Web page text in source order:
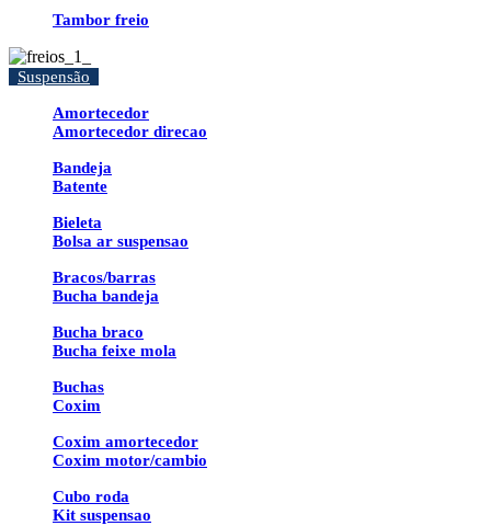
Tambor freio
Suspensão
Amortecedor
Amortecedor direcao
Bandeja
Batente
Bieleta
Bolsa ar suspensao
Bracos/barras
Bucha bandeja
Bucha braco
Bucha feixe mola
Buchas
Coxim
Coxim amortecedor
Coxim motor/cambio
Cubo roda
Kit suspensao